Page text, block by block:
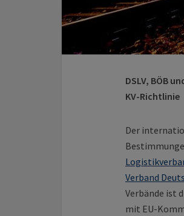
DSLV, BÖB
KV-Richtlinie
Der
Verband
Verbände ist
mit EU-